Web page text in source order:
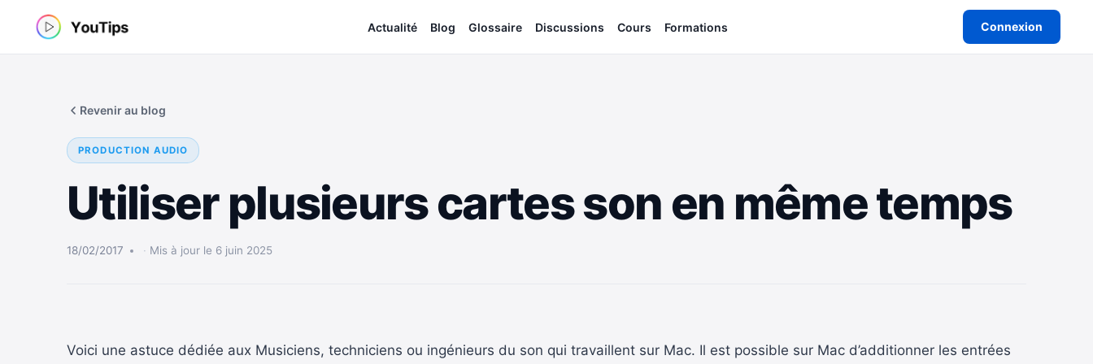
Actualité Blog Glossaire Discussions Cours Formations Connexion
Revenir au blog
PRODUCTION AUDIO
Utiliser plusieurs cartes son en même temps
18/02/2017 Mis à jour le 6 juin 2025
Voici une astuce dédiée aux Musiciens, techniciens ou ingénieurs du son qui travaillent sur Mac. Il est possible sur Mac d’additionner les entrées